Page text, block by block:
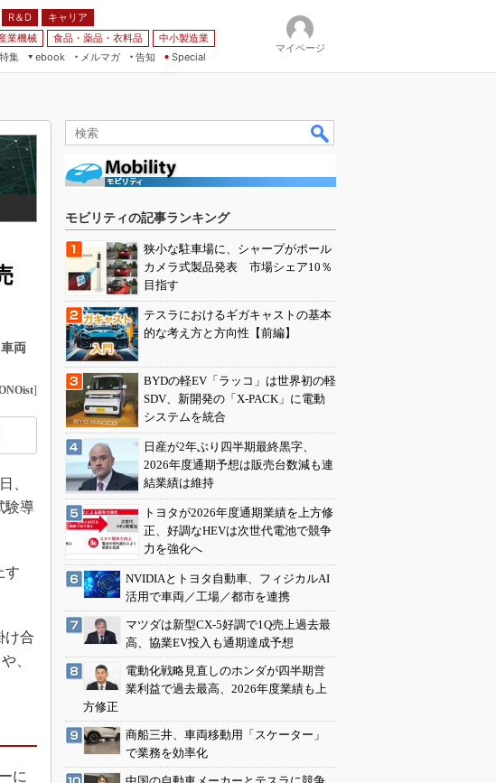
R＆D
キャリア
業機械 食品・薬品・衣料品
中小製造業
特集
ebook
メルマガ
告知 Special
マイページ
両
]
、
験導
す
け合
、
に
モビリティの記事ランキング
狭小な駐車場に、シャープがポール
カメラ式製品発表 市場シェア10％
目指す
テスラにおけるギガキャストの基本
的な考え方と方向性【前編】
BYDの軽EV「ラッコ」は世界初の軽
SDV、新開発の「X-PACK」に電動
システムを統合
日産が2年ぶり四半期最終黒字、
2026年度通期予想は販売台数減も連
結業績は維持
トヨタが2026年度通期業績を上方修
正、好調なHEVは次世代電池で競争
力を強化へ
NVIDIAとトヨタ自動車、フィジカルAI
活用で車両／工場／都市を連携
マツダは新型CX-5好調で1Q売上過去最
高、協業EV投入も通期達成予想
電動化戦略見直しのホンダが四半期営
業利益で過去最高、2026年度業績も上
方修正
商船三井、車両移動用「スケーター」
で業務を効率化